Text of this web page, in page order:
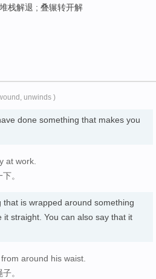
堆栈解退 ; 叠辗转开解
unwinds )
done something that makes you
at work.
。
is wrapped around something
straight. You can also say that it
around his waist.
。